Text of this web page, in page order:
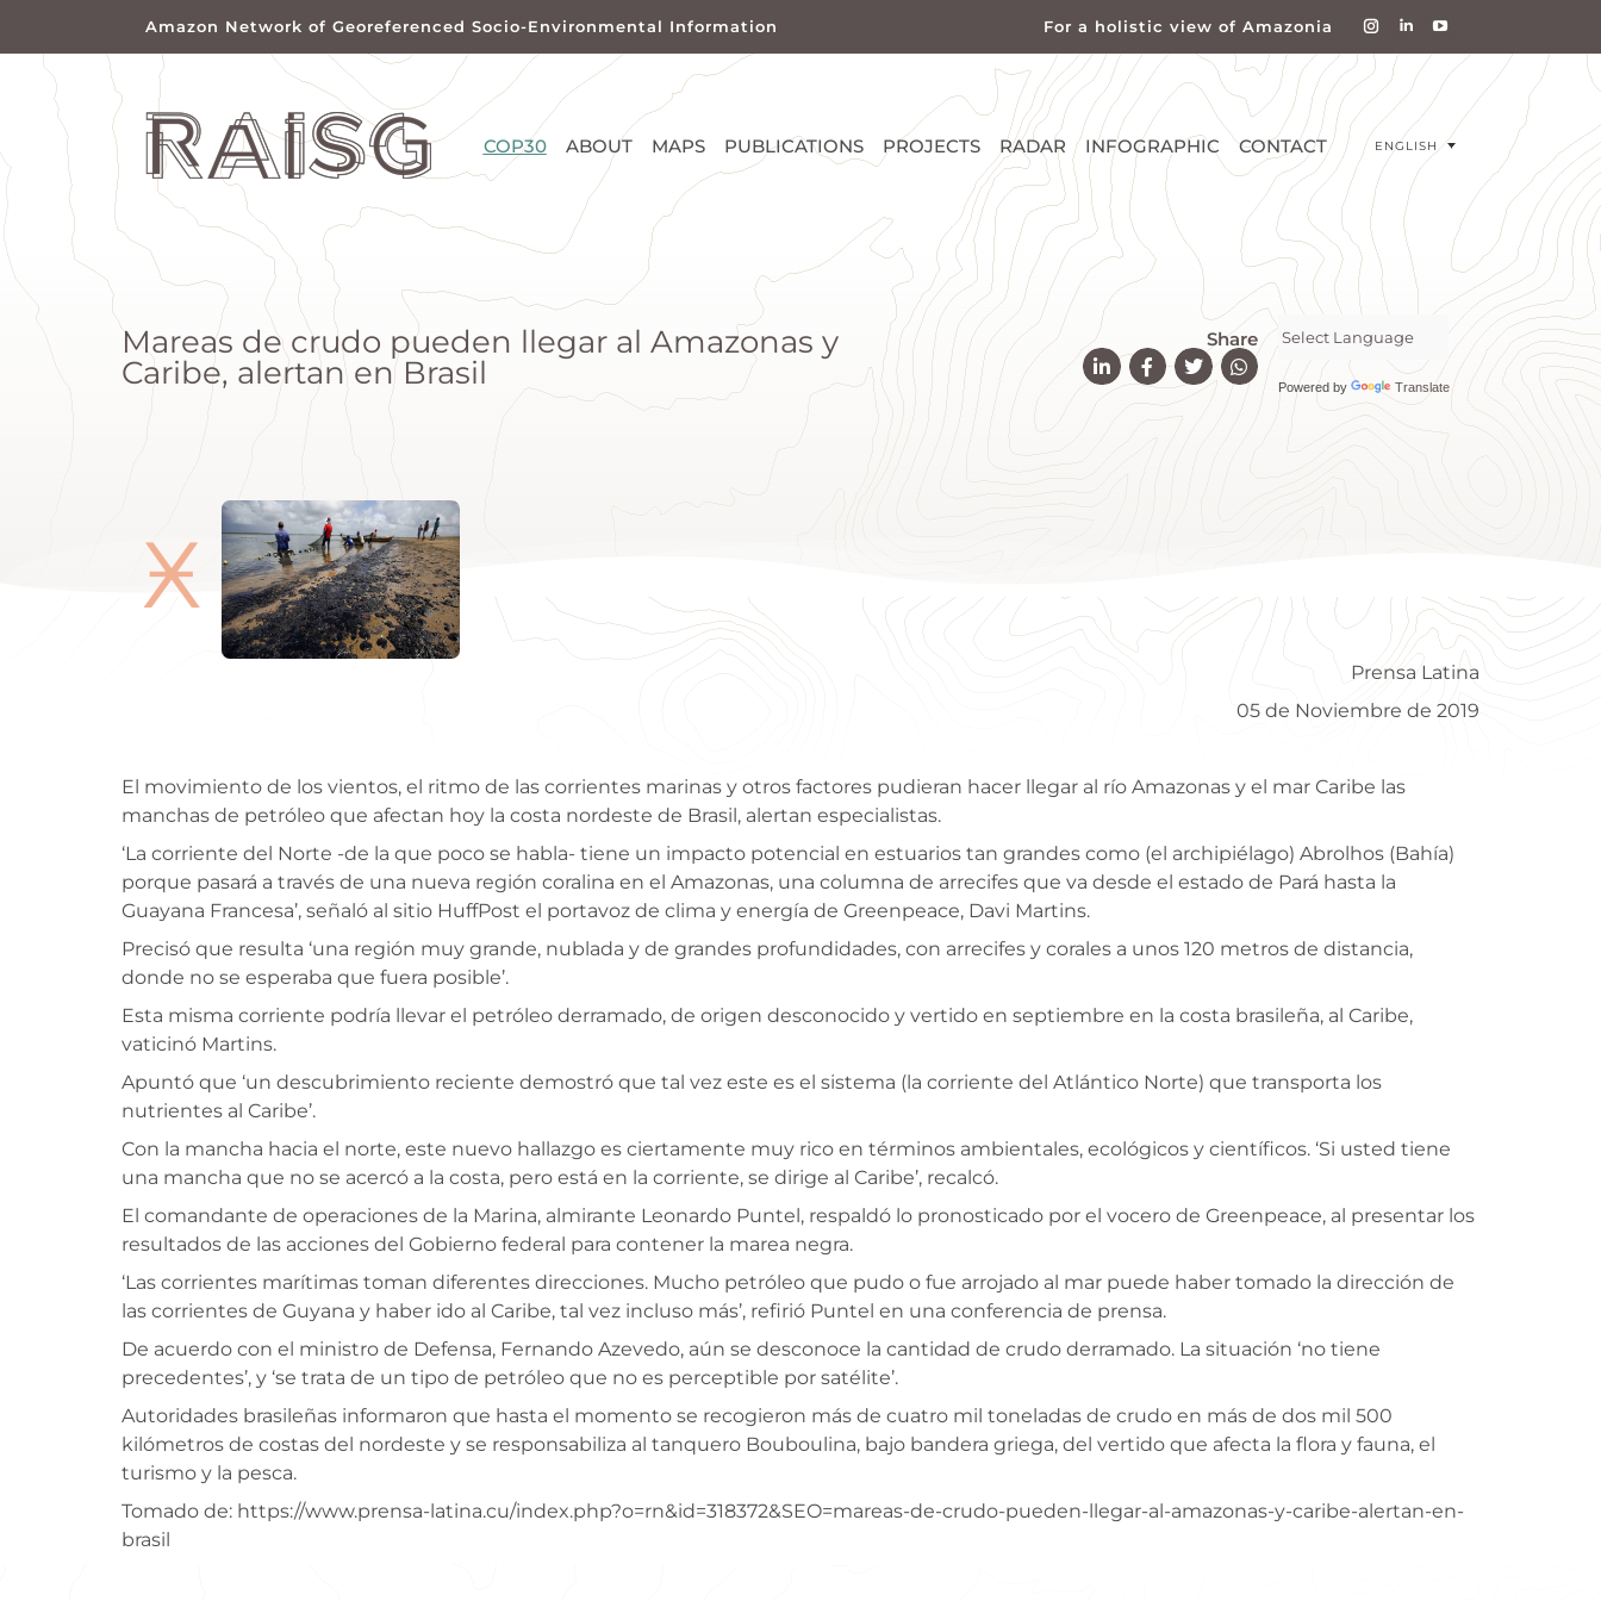
Amazon Network of Georeferenced Socio-Environmental Information For a holistic view of Amazonia
COP30 ABOUT MAPS PUBLICATIONS PROJECTS RADAR INFOGRAPHIC CONTACT ENGLISH
Mareas de crudo pueden llegar al Amazonas y
Caribe, alertan en Brasil
Share
Powered by Translate
Ӿ
Prensa Latina
05 de Noviembre de 2019
El movimiento de los vientos, el ritmo de las corrientes marinas y otros factores pudieran hacer llegar al río Amazonas y el mar Caribe las
manchas de petróleo que afectan hoy la costa nordeste de Brasil, alertan especialistas.
‘La corriente del Norte -de la que poco se habla- tiene un impacto potencial en estuarios tan grandes como (el archipiélago) Abrolhos (Bahía)
porque pasará a través de una nueva región coralina en el Amazonas, una columna de arrecifes que va desde el estado de Pará hasta la
Guayana Francesa’, señaló al sitio HuffPost el portavoz de clima y energía de Greenpeace, Davi Martins.
Precisó que resulta ‘una región muy grande, nublada y de grandes profundidades, con arrecifes y corales a unos 120 metros de distancia,
donde no se esperaba que fuera posible’.
Esta misma corriente podría llevar el petróleo derramado, de origen desconocido y vertido en septiembre en la costa brasileña, al Caribe,
vaticinó Martins.
Apuntó que ‘un descubrimiento reciente demostró que tal vez este es el sistema (la corriente del Atlántico Norte) que transporta los
nutrientes al Caribe’.
Con la mancha hacia el norte, este nuevo hallazgo es ciertamente muy rico en términos ambientales, ecológicos y científicos. ‘Si usted tiene
una mancha que no se acercó a la costa, pero está en la corriente, se dirige al Caribe’, recalcó.
El comandante de operaciones de la Marina, almirante Leonardo Puntel, respaldó lo pronosticado por el vocero de Greenpeace, al presentar los
resultados de las acciones del Gobierno federal para contener la marea negra.
‘Las corrientes marítimas toman diferentes direcciones. Mucho petróleo que pudo o fue arrojado al mar puede haber tomado la dirección de
las corrientes de Guyana y haber ido al Caribe, tal vez incluso más’, refirió Puntel en una conferencia de prensa.
De acuerdo con el ministro de Defensa, Fernando Azevedo, aún se desconoce la cantidad de crudo derramado. La situación ‘no tiene
precedentes’, y ‘se trata de un tipo de petróleo que no es perceptible por satélite’.
Autoridades brasileñas informaron que hasta el momento se recogieron más de cuatro mil toneladas de crudo en más de dos mil 500
kilómetros de costas del nordeste y se responsabiliza al tanquero Bouboulina, bajo bandera griega, del vertido que afecta la flora y fauna, el
turismo y la pesca.
Tomado de: https://www.prensa-latina.cu/index.php?o=rn&id=318372&SEO=mareas-de-crudo-pueden-llegar-al-amazonas-y-caribe-alertan-en-
brasil